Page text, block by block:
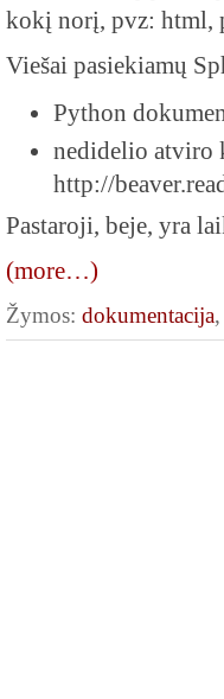
kokį norį, pvz: html,
Viešai pasiekiamų
Python
nedidelio atviro
http://
Pastaroji, beje, yra
(more…)
Žymos: dokumentacija,